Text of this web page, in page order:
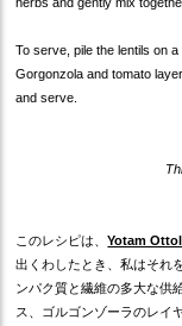
To serve, pile the lentils on
Gorgonzola and tomato
and serve.
このレシピは、Yotam
出くわしたとき、私はそれ
ンパク質と繊維の多大な供
ス、ゴルゴンゾーラのレイ